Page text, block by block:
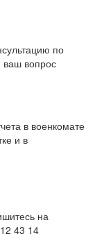
по
ваш вопрос
в военкомате
и в
на
43 14